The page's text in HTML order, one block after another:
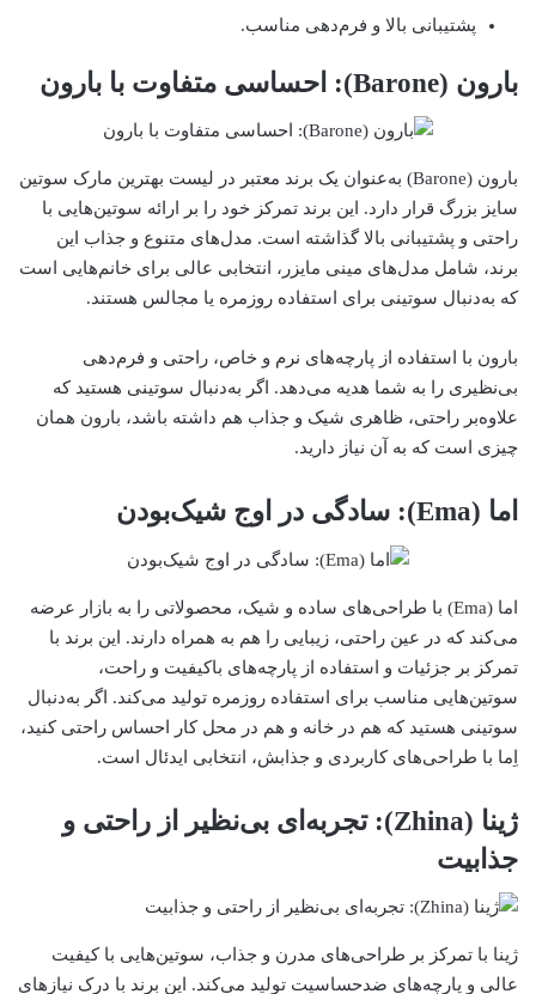
پشتیبانی بالا و فرم‌دهی مناسب.
بارون (Barone): احساسی متفاوت با بارون
بارون (Barone) به‌عنوان یک برند معتبر در لیست بهترین مارک سوتین
سایز بزرگ قرار دارد. این برند تمرکز خود را بر ارائه سوتین‌هایی با
راحتی و پشتیبانی بالا گذاشته است. مدل‌های متنوع و جذاب این
برند، شامل مدل‌های مینی مایزر، انتخابی عالی برای خانم‌هایی است
که به‌دنبال سوتینی برای استفاده روزمره یا مجالس هستند.
بارون با استفاده از پارچه‌های نرم و خاص، راحتی و فرم‌دهی
بی‌نظیری را به شما هدیه می‌دهد. اگر به‌دنبال سوتینی هستید که
علاوه‌بر راحتی، ظاهری شیک و جذاب هم داشته باشد، بارون همان
چیزی است که به آن نیاز دارید.
اما (Ema): سادگی در اوج شیک‌بودن
اما (Ema) با طراحی‌های ساده و شیک، محصولاتی را به بازار عرضه
می‌کند که در عین راحتی، زیبایی را هم به همراه دارند. این برند با
تمرکز بر جزئیات و استفاده از پارچه‌های باکیفیت و راحت،
سوتین‌هایی مناسب برای استفاده روزمره تولید می‌کند. اگر به‌دنبال
سوتینی هستید که هم در خانه و هم در محل کار احساس راحتی کنید،
اِما با طراحی‌های کاربردی و جذابش، انتخابی ایدئال است.
ژینا (Zhina): تجربه‌ای بی‌نظیر از راحتی و
جذابیت
ژینا با تمرکز بر طراحی‌های مدرن و جذاب، سوتین‌هایی با کیفیت
عالی و پارچه‌های ضدحساسیت تولید می‌کند. این برند با درک نیازهای